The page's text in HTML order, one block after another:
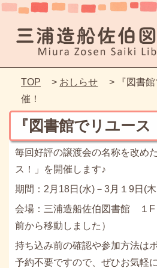
TOP > おしらせ
> 『図書
催！
『図書館でリユース
毎回好評の譲渡会の名称を改め
ス！」を開催します♪
期間：2月18日(水)－3月１9日(
会場：三浦造船佐伯図書館 １
前から移動しました）
持ち込み前の確認や参加方法は
予約不要ですので、ぜひお気軽